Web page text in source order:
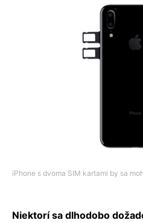
iPhone s dvoma SIM kartami by sa
Niektorí sa dlhodobo